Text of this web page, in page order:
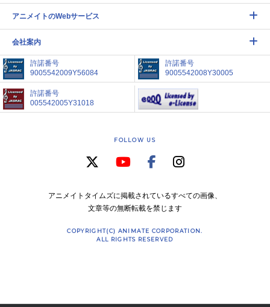
アニメイトのWebサービス
会社案内
許諾番号
9005542009Y56084
許諾番号
9005542008Y30005
許諾番号
005542005Y31018
FOLLOW US
アニメイトタイムズに掲載されているすべての画像、
文章等の無断転載を禁じます
COPYRIGHT(C) ANIMATE CORPORATION.
ALL RIGHTS RESERVED